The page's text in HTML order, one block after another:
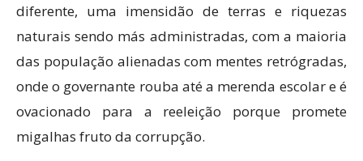
diferente, uma imensidão de terras e riquezas
naturais sendo más administradas, com a maioria
das população alienadas com mentes retrógradas,
onde o governante rouba até a merenda escolar e é
ovacionado para a reeleição porque promete
migalhas fruto da corrupção.